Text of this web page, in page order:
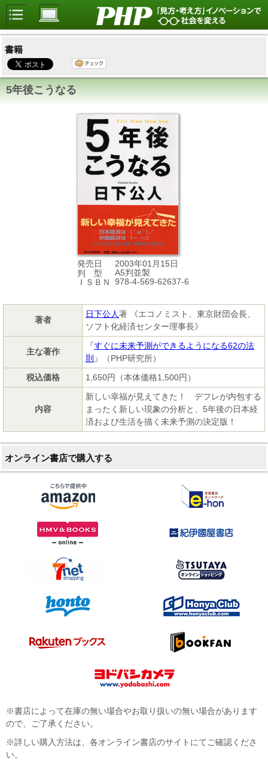
書籍
5年後こうなる
発売日
2003年01月15日
判 型
A5判並製
ＩＳＢＮ
978-4-569-62637-6
著者
日下公人著 《エコノミスト、東京財団会長、
ソフト化経済センター理事長》
主な著作
『すぐに未来予測ができるようになる62の法
則 』（PHP研究所）
税込価格
1,650円（本体価格1,500円）
内容
新しい幸福が見えてきた！ デフレが内包する
まったく新しい現象の分析と、5年後の日本経
済および生活を描く未来予測の決定版！
オンライン書店で購入する
※書店によって在庫の無い場合やお取り扱いの無い場合があります
ので、ご了承ください。
※詳しい購入方法は、各オンライン書店のサイトにてご確認くださ
い。